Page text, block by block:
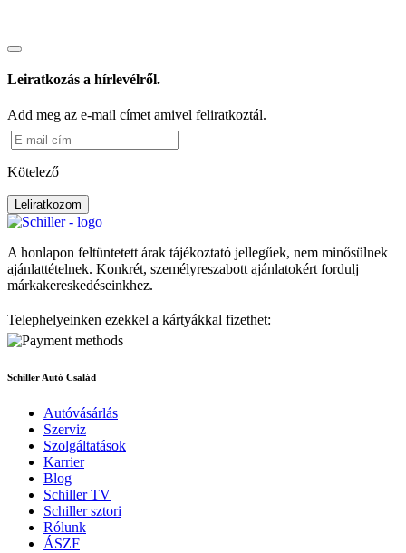
Leiratkozás a hírlevélről.
Add meg az e-mail címet amivel feliratkoztál.
Kötelező
Leliratkozom
A honlapon feltüntetett árak tájékoztató jellegűek, nem minősülnek
ajánlattételnek. Konkrét, személyreszabott ajánlatokért fordulj
márkakereskedéseinkhez.
Telephelyeinken ezekkel a kártyákkal fizethet:
Schiller Autó Család
Autóvásárlás
Szerviz
Szolgáltatások
Karrier
Blog
Schiller TV
Schiller sztori
Rólunk
ÁSZF